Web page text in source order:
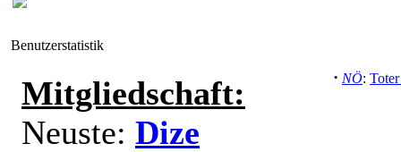
Benutzerstatistik
Mitgliedschaft:
Neuste: Dize
· NÖ: